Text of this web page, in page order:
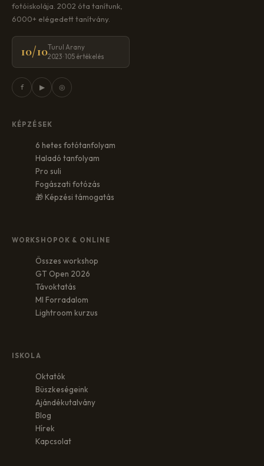
fotóiskolája. 2002 óta tanítunk,
6000+ elégedett tanítvány.
10/10Turul Arany
2023 · 105 értékelés
f ▶ ◎
KÉPZÉSEK
6 hetes fotótanfolyam
Haladó tanfolyam
Pro suli
Fogászati fotózás
🎁 Képzési támogatás
WORKSHOPOK & ONLINE
Összes workshop
GT Open 2026
Távoktatás
MI Forradalom
Lightroom kurzus
ISKOLA
Oktatók
Büszkeségeink
Ajándékutalvány
Blog
Hírek
Kapcsolat